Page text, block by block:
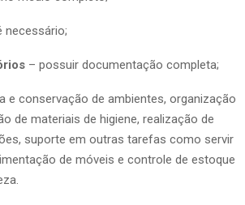
necessário;
– possuir documentação completa;
e conservação de ambientes, organização
de materiais de higiene, realização de
suporte em outras tarefas como servir
de móveis e controle de estoque